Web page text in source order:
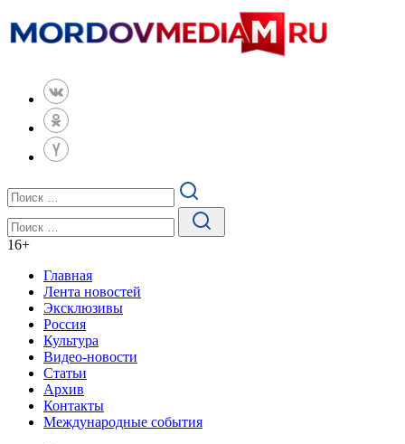
16+
Главная
Лента новостей
Эксклюзивы
Россия
Культура
Видео-новости
Статьи
Архив
Контакты
Международные события